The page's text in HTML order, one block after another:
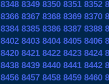
8348 8349 8350 8351 8352
8366 8367 8368 8369 8370
8384 8385 8386 8387 8388
8402 8403 8404 8405 8406
8420 8421 8422 8423 8424
8438 8439 8440 8441 8442
8456 8457 8458 8459 8460